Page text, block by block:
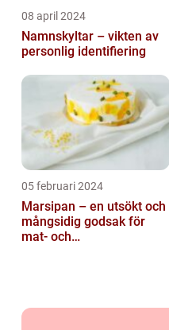
08 april 2024
Namnskyltar – vikten av
personlig identifiering
05 februari 2024
Marsipan – en utsökt och
mångsidig godsak för
mat- och